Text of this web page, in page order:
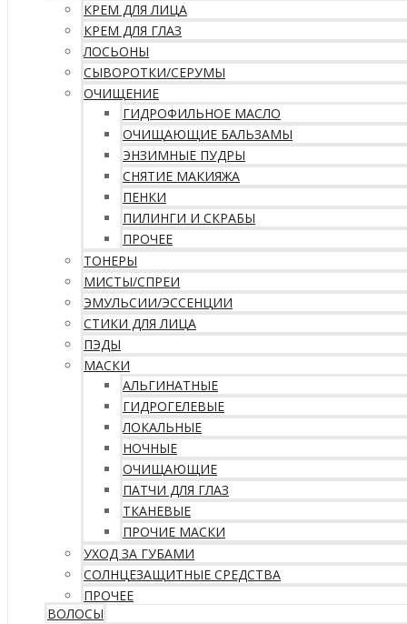
КРЕМ ДЛЯ ЛИЦА
КРЕМ ДЛЯ ГЛАЗ
ЛОСЬОНЫ
СЫВОРОТКИ/СЕРУМЫ
ОЧИЩЕНИЕ
ГИДРОФИЛЬНОЕ МАСЛО
ОЧИЩАЮЩИЕ БАЛЬЗАМЫ
ЭНЗИМНЫЕ ПУДРЫ
СНЯТИЕ МАКИЯЖА
ПЕНКИ
ПИЛИНГИ И СКРАБЫ
ПРОЧЕЕ
ТОНЕРЫ
МИСТЫ/СПРЕИ
ЭМУЛЬСИИ/ЭССЕНЦИИ
СТИКИ ДЛЯ ЛИЦА
ПЭДЫ
МАСКИ
АЛЬГИНАТНЫЕ
ГИДРОГЕЛЕВЫЕ
ЛОКАЛЬНЫЕ
НОЧНЫЕ
ОЧИЩАЮЩИЕ
ПАТЧИ ДЛЯ ГЛАЗ
ТКАНЕВЫЕ
ПРОЧИЕ МАСКИ
УХОД ЗА ГУБАМИ
СОЛНЦЕЗАЩИТНЫЕ СРЕДСТВА
ПРОЧЕЕ
ВОЛОСЫ